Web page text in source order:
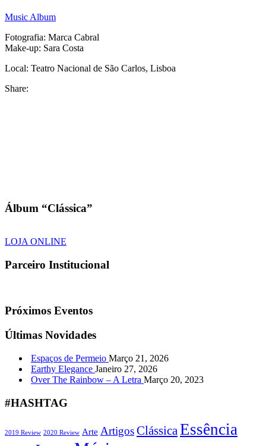
Music Album
Fotografia: Marca Cabral
Make-up: Sara Costa
Local: Teatro Nacional de São Carlos, Lisboa
Share:
Álbum “Clássica”
LOJA ONLINE
Parceiro Institucional
Próximos Eventos
Últimas Novidades
Espaços de Permeio Março 21, 2026
Earthy Elegance Janeiro 27, 2026
Over The Rainbow – A Letra Março 20, 2023
#HASHTAG
2019 Review 2020 Review Arte ArtigosClássicaEssência